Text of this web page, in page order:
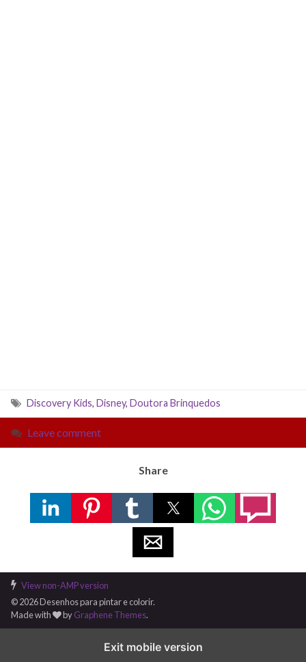
Discovery Kids, Disney, Doutora Brinquedos
Leave comment
Share
View non-AMP version
© 2026 Desenhos para pintar e colorir.
Made with
byGraphene Themes.
Exit mobile version